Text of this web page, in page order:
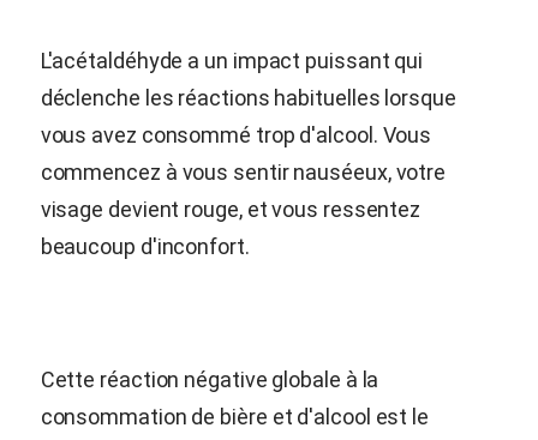
L'acétaldéhyde a un impact puissant qui
déclenche les réactions habituelles lorsque
vous avez consommé trop d'alcool. Vous
commencez à vous sentir nauséeux, votre
visage devient rouge, et vous ressentez
beaucoup d'inconfort.
Cette réaction négative globale à la
consommation de bière et d'alcool est le